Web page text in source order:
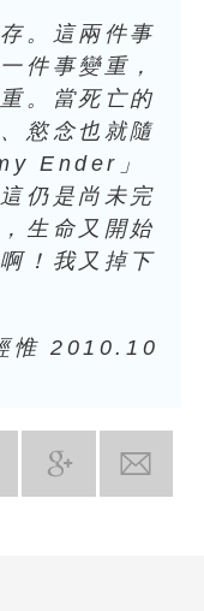
。這兩件事
件事變重，
。當死亡的
慾念也就隨
Ender」
仍是尚未完
生命又開始
！我又掉下
惟 2010.10